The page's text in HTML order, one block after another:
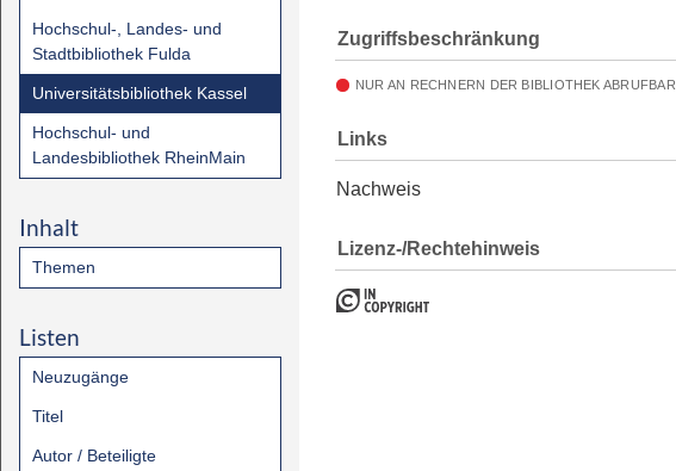
Hochschul-, Landes- und
Stadtbibliothek Fulda
Universitätsbibliothek Kassel
Hochschul- und
Landesbibliothek RheinMain
Inhalt
Themen
Listen
Neuzugänge
Titel
Autor / Beteiligte
Zugriffsbeschränkung
NUR AN RECHNERN DER BIBLIOTHEK ABRUFBAR
Links
Nachweis
Lizenz-/Rechtehinweis